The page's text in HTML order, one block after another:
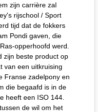
zijn carrière zal
rijschool / Sport
tijd dat de fokkers
Pondi gaven, die
opperhoofd werd.
zijn beste product op
van een uitkruising
Franse zadelpony en
die begaafd is in de
heeft een ISO 144.
de wil om het